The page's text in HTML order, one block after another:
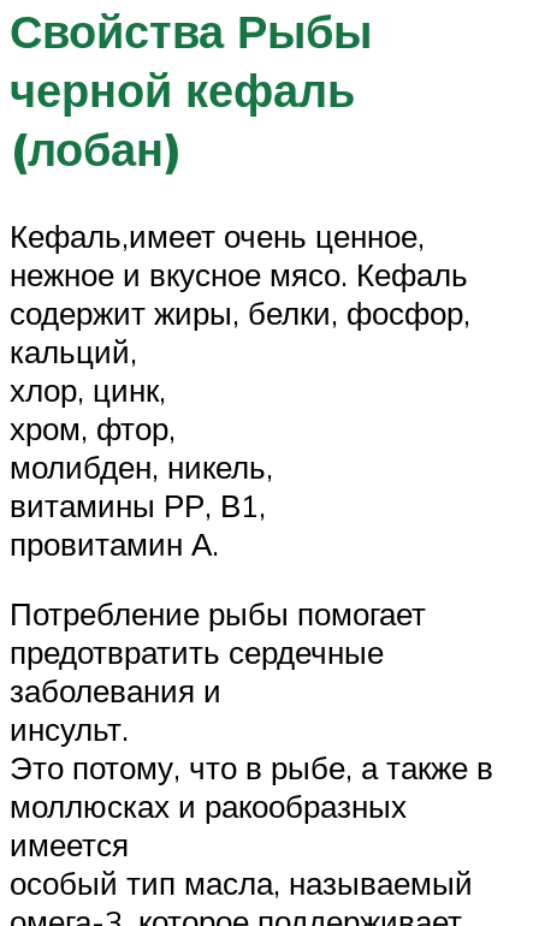
Свойства Рыбы
черной кефаль
(лобан)
Кефаль,имеет очень ценное,
нежное и вкусное мясо. Кефаль
содержит жиры, белки, фосфор,
кальций,
хлор, цинк,
хром, фтор,
молибден, никель,
витамины РР, В1,
провитамин А.
Потребление рыбы помогает
предотвратить сердечные
заболевания и
инсульт.
Это потому, что в рыбе, а также в
моллюсках и ракообразных
имеется
особый тип масла, называемый